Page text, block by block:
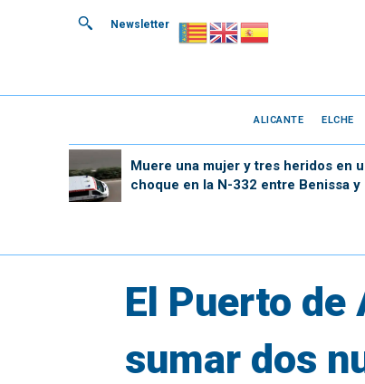
Newsletter
ALICANTE ELCHE
Muere una mujer y tres heridos en
choque en la N-332 entre Benissa y
El Puerto de
sumar dos